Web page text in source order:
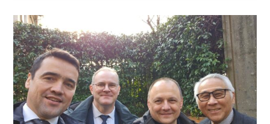
został uruchomiony projekt pomoc humanitarnej.
Przez ostatnie 50 lat […]